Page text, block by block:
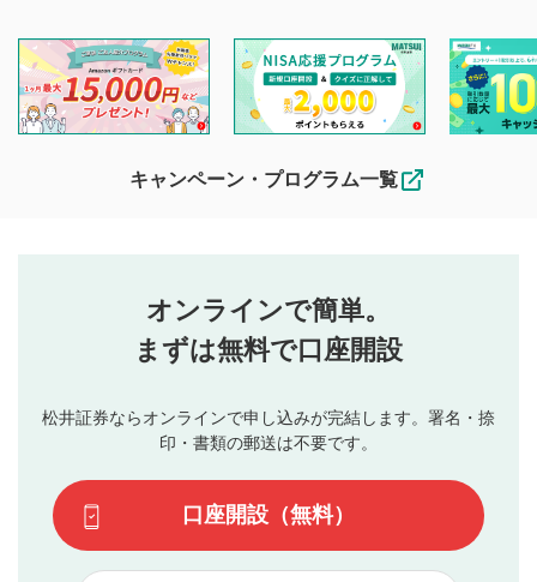
投稿するボタン
星で評価をすると投稿できます。（お名前とコメント
動画の評価
です）
を目的として、各動画コンテンツに、評価およびコメントの
投稿ができます。利用者は以下の注意事項をご理解のうえ、
閲覧および投稿を行うものとしてください。
他の利用者が動画を視聴される際の参考になるコメントをお
待ちしております。
なお、投稿をもって、本注意事項に同意されたものとみなし
行ってください。
当社は、利用者同士、もしくは利用者と第三者間のトラ
ブルによって生じた損害に対して一切の責任を負いませ
評価およびコメントは当社にて審査のうえ、掲載となり
ます。掲載されるまでに日数がかかる場合や掲載されない
てはお答えできません。各動画コンテンツへの掲載をもっ
て結果のご連絡といたします。ご了承ください。
下記の項目に該当すると判断された投稿内容は、掲載を
見合わせる場合がございます。
キャンペーン・プログラム一覧
オンラインで簡単。
まずは無料で口座開設
松井証券ならオンラインで申し込みが完結します。署名・捺
印・書類の郵送は不要です。
口座開設（無料）